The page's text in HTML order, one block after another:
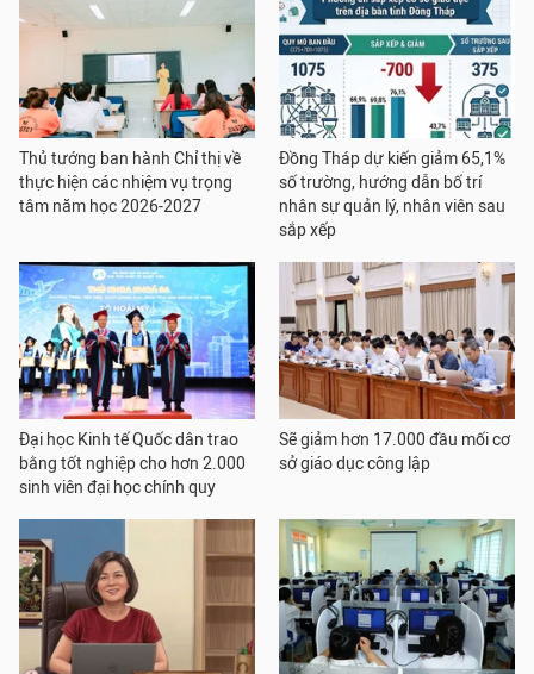
Thủ tướng ban hành Chỉ thị về
thực hiện các nhiệm vụ trọng
tâm năm học 2026-2027
Đồng Tháp dự kiến giảm 65,1%
số trường, hướng dẫn bố trí
nhân sự quản lý, nhân viên sau
sắp xếp
Đại học Kinh tế Quốc dân trao
bằng tốt nghiệp cho hơn 2.000
sinh viên đại học chính quy
Sẽ giảm hơn 17.000 đầu mối cơ
sở giáo dục công lập